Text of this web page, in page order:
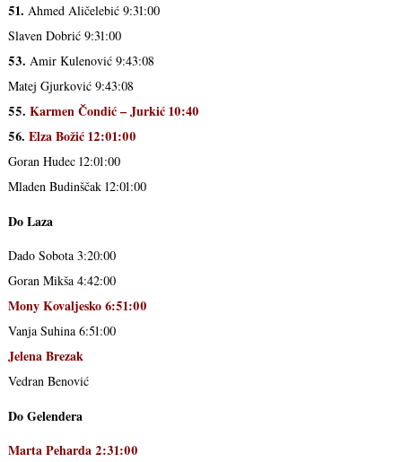
51. Ahmed Aličelebić 9:31:00
Slaven Dobrić 9:31:00
53. Amir Kulenović 9:43:08
Matej Gjurković 9:43:08
55. Karmen Čondić – Jurkić 10:40
56. Elza Božić 12:01:00
Goran Hudec 12:01:00
Mladen Budinščak 12:01:00
Do Laza
Dado Sobota 3:20:00
Goran Mikša 4:42:00
Mony Kovaljesko 6:51:00
Vanja Suhina 6:51:00
Jelena Brezak
Vedran Benović
Do Gelendera
Marta Peharda 2:31:00